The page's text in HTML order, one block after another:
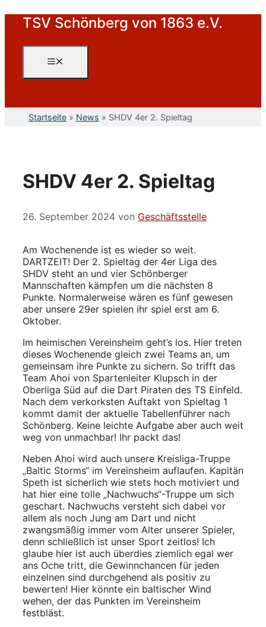
Zum
Inhalt
springen
TSV Schönberg von 1863 e.V.
Menü
Startseite » News » SHDV 4er 2. Spieltag
SHDV 4er 2. Spieltag
26. September 2024 von Geschäftsstelle
Am Wochenende ist es wieder so weit.
DARTZEIT! Der 2. Spieltag der 4er Liga des
SHDV steht an und vier Schönberger
Mannschaften kämpfen um die nächsten 8
Punkte. Normalerweise wären es fünf gewesen
aber unsere 29er spielen ihr spiel erst am 6.
Oktober.
Im heimischen Vereinsheim geht’s los. Hier treten
dieses Wochenende gleich zwei Teams an, um
gemeinsam ihre Punkte zu sichern. So trifft das
Team Ahoi von Spartenleiter Klupsch in der
Oberliga Süd auf die Dart Piraten des TS Einfeld.
Nach dem verkorksten Auftakt von Spieltag 1
kommt damit der aktuelle Tabellenführer nach
Schönberg. Keine leichte Aufgabe aber auch weit
weg von unmachbar! Ihr packt das!
Neben Ahoi wird auch unsere Kreisliga-Truppe
„Baltic Storms“ im Vereinsheim auflaufen. Kapitän
Speth ist sicherlich wie stets hoch motiviert und
hat hier eine tolle „Nachwuchs“-Truppe um sich
geschart. Nachwuchs versteht sich dabei vor
allem als noch Jung am Dart und nicht
zwangsmäßig immer vom Alter unserer Spieler,
denn schließlich ist unser Sport zeitlos! Ich
glaube hier ist auch überdies ziemlich egal wer
ans Oche tritt, die Gewinnchancen für jeden
einzelnen sind durchgehend als positiv zu
bewerten! Hier könnte ein baltischer Wind
wehen, der das Punkten im Vereinsheim
festbläst.